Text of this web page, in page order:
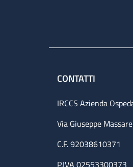
CONTATTI
IRCCS Azienda
Via Giuseppe
C.F. 92038610371
P.IVA 02553300373